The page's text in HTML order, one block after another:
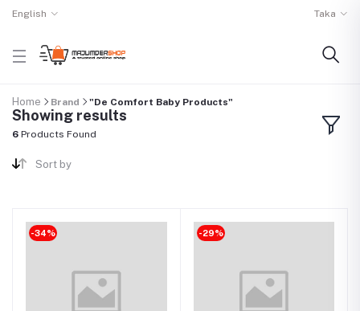
English Taka
Home Brand "De Comfort Baby Products"
Showing results
6 Products Found
Sort by
-34% -29%